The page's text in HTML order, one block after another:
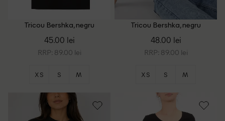
Tricou Bershka, negru
45.00 lei
RRP: 89.00 lei
XS S M
Tricou Bershka, negru
48.00 lei
RRP: 89.00 lei
XS S M